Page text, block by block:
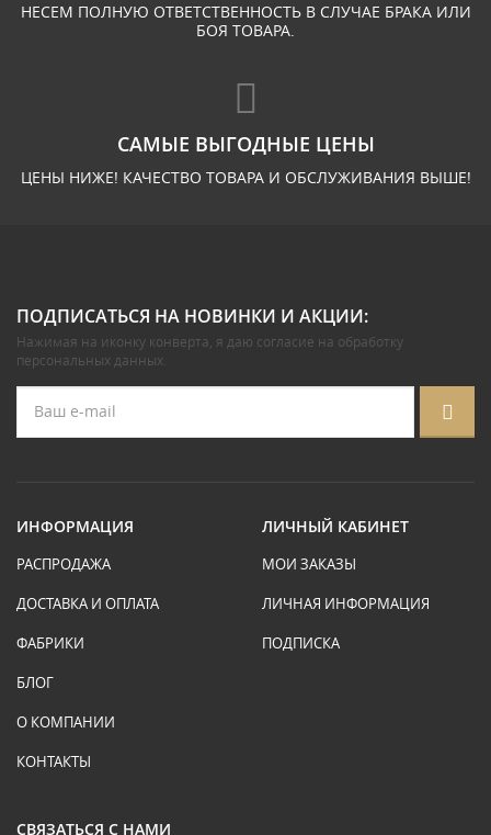
НЕСЕМ ПОЛНУЮ ОТВЕТСТВЕННОСТЬ В СЛУЧАЕ БРАКА ИЛИ
БОЯ ТОВАРА.
САМЫЕ ВЫГОДНЫЕ ЦЕНЫ
ЦЕНЫ НИЖЕ! КАЧЕСТВО ТОВАРА И ОБСЛУЖИВАНИЯ ВЫШЕ!
ПОДПИСАТЬСЯ НА НОВИНКИ И АКЦИИ:
Нажимая на иконку конверта, я даю согласие на обработку
персональных данных.
ИНФОРМАЦИЯ
РАСПРОДАЖА
ДОСТАВКА И ОПЛАТА
ФАБРИКИ
БЛОГ
О КОМПАНИИ
КОНТАКТЫ
ЛИЧНЫЙ КАБИНЕТ
МОИ ЗАКАЗЫ
ЛИЧНАЯ ИНФОРМАЦИЯ
ПОДПИСКА
СВЯЗАТЬСЯ С НАМИ